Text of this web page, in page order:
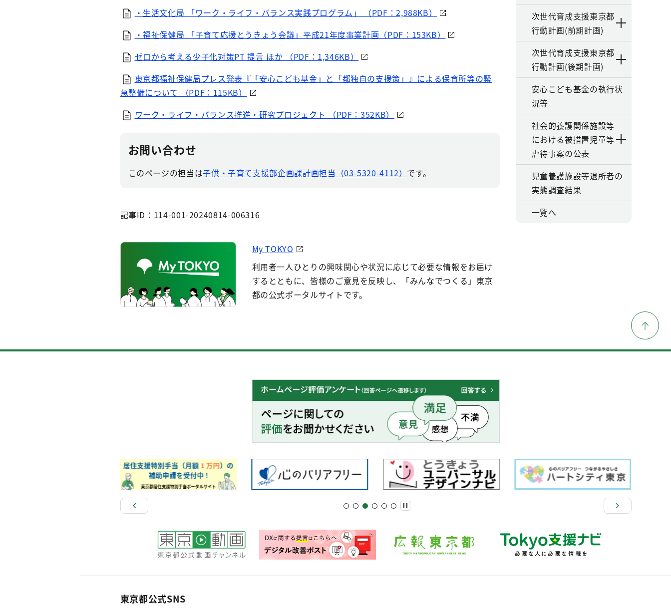
・生活文化局 「ワーク・ライフ・バランス実践プログラム」 （PDF：2,988KB）
・福祉保健局 「子育て応援とうきょう会議」平成21年度事業計画（PDF：153KB）
ゼロから考える少子化対策PT 提言 ほか （PDF：1,346KB）
東京都福祉保健局プレス発表『「安心こども基金」と「都独自の支援策」』による保育所等の緊
急整備について （PDF：115KB）
ワーク・ライフ・バランス推進・研究プロジェクト （PDF：352KB）
お問い合わせ
このページの担当は子供・子育て支援部企画課計画担当（03-5320-4112） です。
記事ID：114-001-20240814-006316
My TOKYO
利用者一人ひとりの興味関心や状況に応じて必要な情報をお届け
するとともに、皆様のご意見を反映し、「みんなでつくる」東京
都の公式ポータルサイトです。
次世代育成支援東京都
行動計画(前期計画)
次世代育成支援東京都
行動計画(後期計画)
安心こども基金の執行状
況等
社会的養護関係施設等
における被措置児童等
虐待事案の公表
児童養護施設等退所者の
実態調査結果
一覧へ
東京都公式SNS